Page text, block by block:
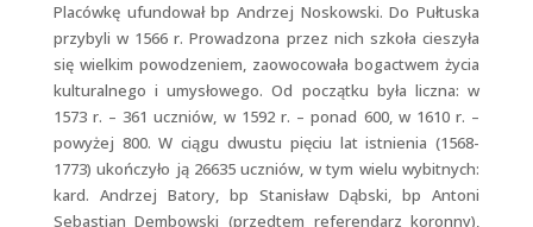
Placówkę ufundował bp Andrzej Noskowski. Do Pułtuska
przybyli w 1566 r. Prowadzona przez nich szkoła cieszyła
się wielkim powodzeniem, zaowocowała bogactwem życia
kulturalnego i umysłowego. Od początku była liczna: w
1573 r. – 361 uczniów, w 1592 r. – ponad 600, w 1610 r. –
powyżej 800. W ciągu dwustu pięciu lat istnienia (1568-
1773) ukończyło ją 26635 uczniów, w tym wielu wybitnych:
kard. Andrzej Batory, bp Stanisław Dąbski, bp Antoni
Sebastian Dembowski (przedtem referendarz koronny),